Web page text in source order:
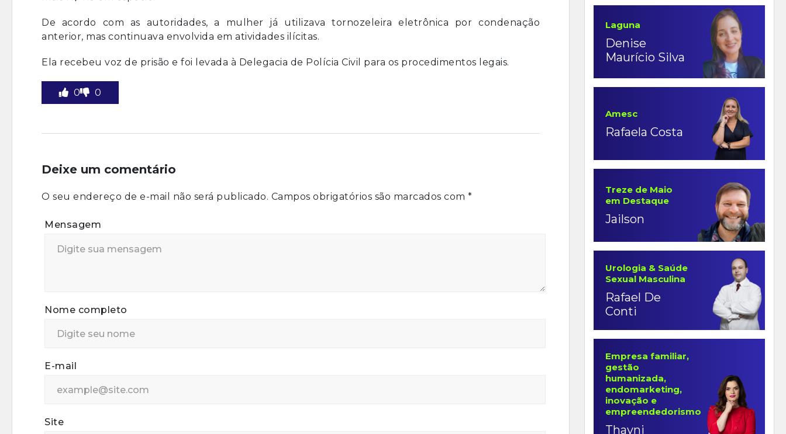
De acordo com as autoridades, a mulher já utilizava tornozeleira eletrônica por condenação
anterior, mas continuava envolvida em atividades ilícitas.
Ela recebeu voz de prisão e foi levada à Delegacia de Polícia Civil para os procedimentos legais.
0 0
Deixe um comentário
O seu endereço de e-mail não será publicado. Campos obrigatórios são marcados com *
Mensagem
Nome completo
E-mail
Site
Laguna
Denise
Maurício Silva
Amesc
Rafaela Costa
Treze de Maio
em Destaque
Jailson
Urologia & Saúde
Sexual Masculina
Rafael De
Conti
Empresa familiar,
gestão
humanizada,
endomarketing,
inovação e
empreendedorismo
Thayni